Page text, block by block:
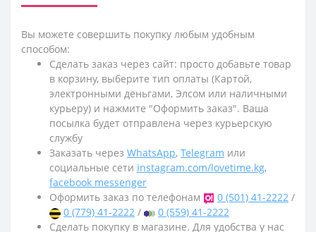
Вы можете совершить покупку любым удобным
способом:
Сделать заказ через сайт: просто добавьте товар
в корзину, выберите тип оплаты (Картой,
электронными деньгами, Элсом или наличными
курьеру) и нажмите "Оформить заказ". Ваша
посылка будет отправлена через курьерскую
службу
Заказать через WhatsApp, Telegram или
социальные сети instagram.com/lovetime.kg,
facebook messenger
Оформить заказ по телефонам
0 (501) 41-2222 /
0 (779) 41-2222 /
0 (559) 41-2222
Сделать покупку в магазине. Для удобства у нас